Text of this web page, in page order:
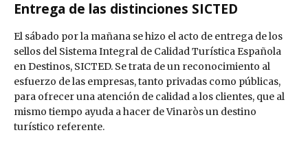
Entrega de las distinciones SICTED
El sábado por la mañana se hizo el acto de entrega de los
sellos del Sistema Integral de Calidad Turística Española
en Destinos, SICTED. Se trata de un reconocimiento al
esfuerzo de las empresas, tanto privadas como públicas,
para ofrecer una atención de calidad a los clientes, que al
mismo tiempo ayuda a hacer de Vinaròs un destino
turístico referente.